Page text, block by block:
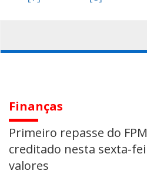
Finanças
Primeiro repasse do
creditado nesta sexta-
valores